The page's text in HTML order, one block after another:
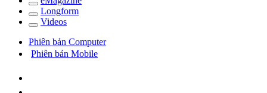
Longform
Videos
Phiên bản Computer
Phiên bản Mobile